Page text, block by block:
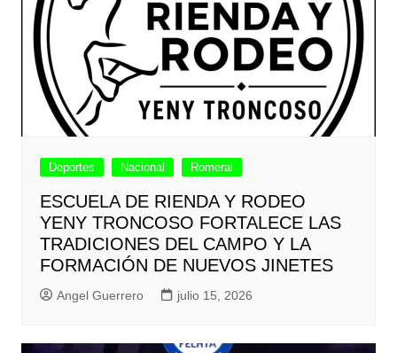
Deportes Nacional Romeral
ESCUELA DE RIENDA Y RODEO
YENY TRONCOSO FORTALECE LAS
TRADICIONES DEL CAMPO Y LA
FORMACIÓN DE NUEVOS JINETES
Angel Guerrero julio 15, 2026